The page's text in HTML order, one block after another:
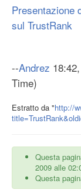
Presentazione
sul TrustRank
--Andrez
Time)
Estratto da "http://
Questa
2009 alle
Questa